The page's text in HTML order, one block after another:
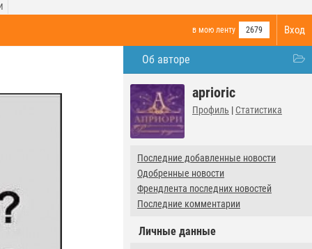
Вход
в мою ленту 2679
Об авторе
aprioric
Профиль | Статистика
Последние добавленные новости
Одобренные новости
Френдлента последних новостей
Последние комментарии
Личные данные